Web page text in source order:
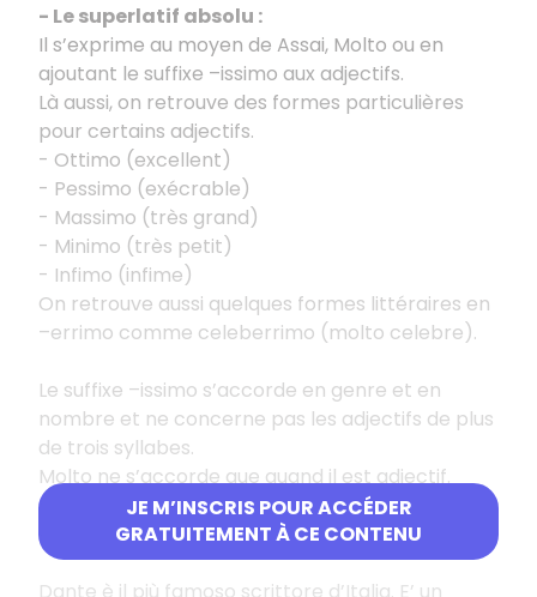
JE M’INSCRIS POUR ACCÉDER
GRATUITEMENT À CE CONTENU
- Le superlatif absolu :
Il s’exprime au moyen de Assai, Molto ou en
ajoutant le suffixe –issimo aux adjectifs.
Là aussi, on retrouve des formes particulières
pour certains adjectifs.
- Ottimo (excellent)
- Pessimo (exécrable)
- Massimo (très grand)
- Minimo (très petit)
- Infimo (infime)
On retrouve aussi quelques formes littéraires en
–errimo comme celeberrimo (molto celebre).
Le suffixe –issimo s’accorde en genre et en
nombre et ne concerne pas les adjectifs de plus
de trois syllabes.
Molto ne s’accorde que quand il est adjectif.
Quelques exemples :
Dante è il più famoso scrittore d’Italia. E’ un